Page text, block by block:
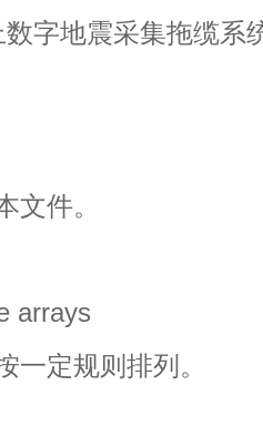
字地震采集拖缆系
件。
arrays
定规则排列。